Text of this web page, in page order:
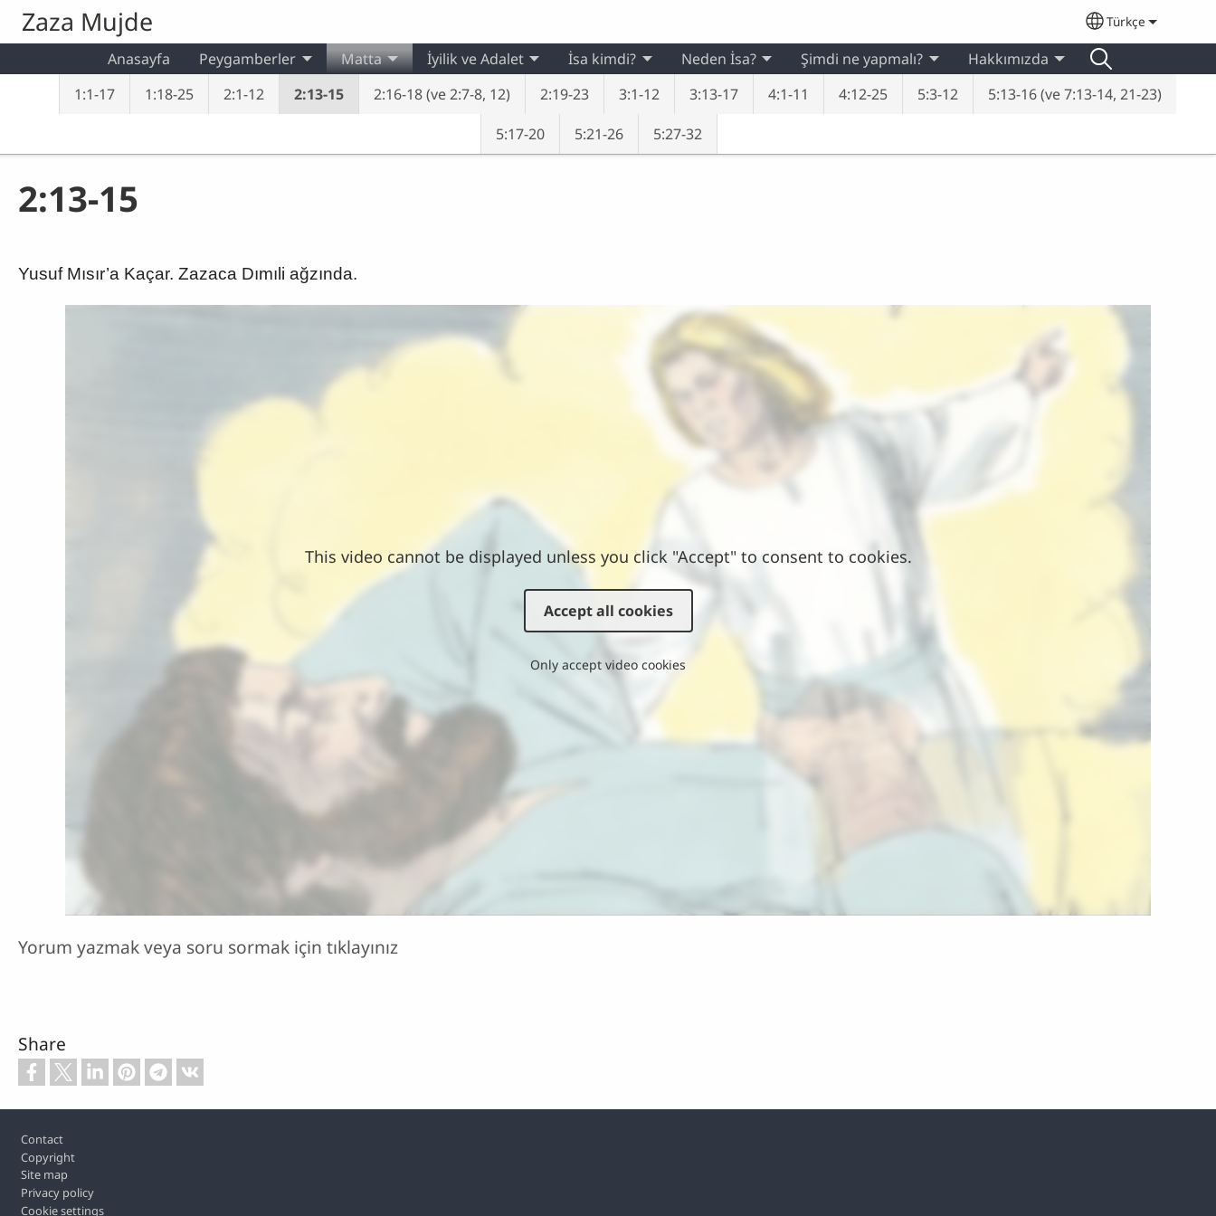
Skip to main content
Zaza Mujde Select your
Türkçe
Anasayfa Peygamberler
Matta
1:1-17
1:18-25 2:1-12 2:13-15 2:16-18 (ve 2:7-8, 12) 2:19-23 3:1-12 3:13-17 4:1-11 4:12-25 5:3-12
5:13-16 (ve 7:13-14, 21-23)
5:17-20
5:21-26 5:27-32
İyilik ve Adalet İsa kimdi? Neden İsa? Şimdi ne yapmalı? Hakkımızda
2:13-15
Yusuf Mısır’a Kaçar. Zazaca Dımıli ağzında.
This video cannot be displayed unless you click "Accept" to consent to cookies.
Accept all cookies
Only accept video cookies
Yorum yazmak veya soru sormak için tıklayınız
Share
Footer
Contact
Copyright
Site map
Privacy policy
Cookie settings